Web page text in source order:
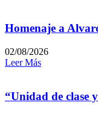
Homenaje a
02/08/2026
Leer Más
“Unidad de clase